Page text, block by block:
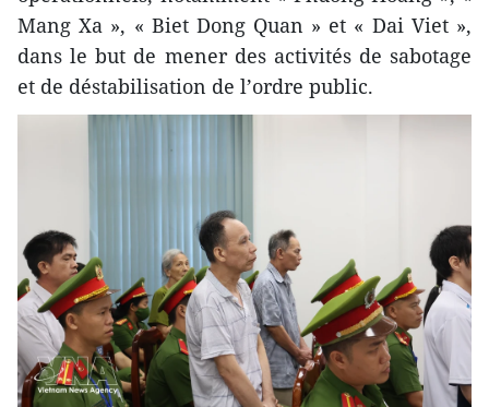
Mang Xa », « Biet Dong Quan » et « Dai Viet »,
dans le but de mener des activités de sabotage
et de déstabilisation de l’ordre public.